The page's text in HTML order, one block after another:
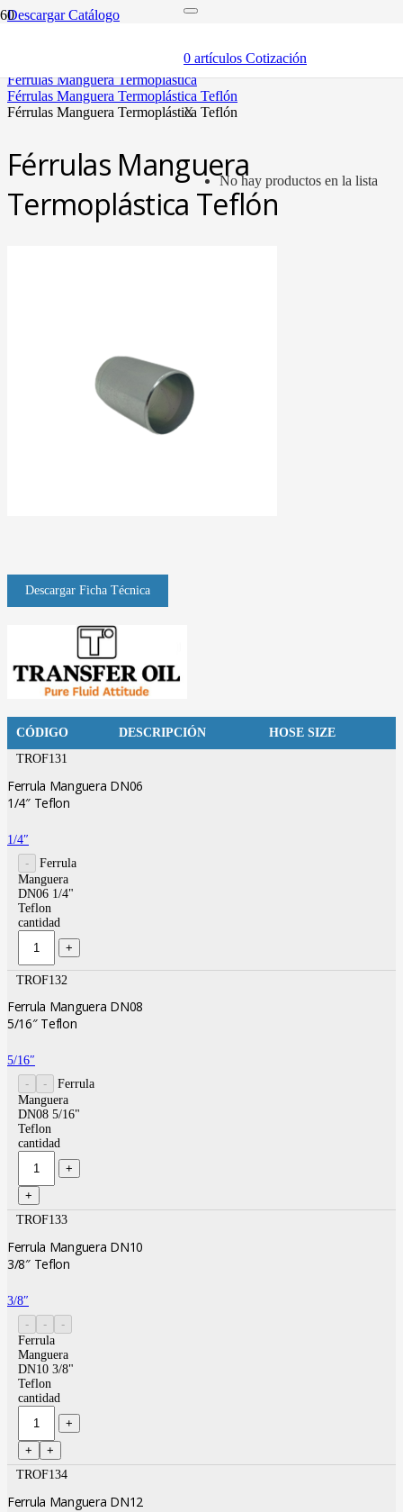
0 artículos Cotización
X
No hay productos en la lista
Descargar Catálogo
mangueras termoplásticas y fittings
férrulas manguera termoplástica
férrulas manguera termoplástica teflón
férrulas manguera termoplástica teflón
Férrulas Manguera
Termoplástica Teflón
CÓDIGO DESCRIPCIÓN
HOSE SIZE
TROF131
Ferrula Manguera DN06
1/4″ Teflon
1/4″
Ferrula
Manguera
DN06 1/4"
Teflon
cantidad
TROF132
Ferrula Manguera DN08
5/16″ Teflon
5/16″
Ferrula
Manguera
DN08 5/16"
Teflon
cantidad
TROF133
Ferrula Manguera DN10
3/8″ Teflon
3/8″
Ferrula
Manguera
DN10 3/8"
Teflon
cantidad
TROF134
Ferrula Manguera DN12